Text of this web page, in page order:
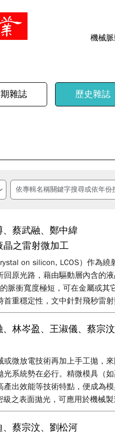
機械
雜誌 歷史雜誌
蔡武融、鄭中緯
之雷射微加工
on silicon, LCOS）作為
回原光路，藉由驅動層內含的
的脈衝寬度極短，可在金屬或
重穩定性，文中針對飛秒雷
林岑盈、王淑儀、蔡宗
或微放電技術再加上手工拋，
光系統勢在必行。精微模具（
產出效能等技術特點，便成為
級之表面拋光，可應用於機械
蔡宗汶、劉松河